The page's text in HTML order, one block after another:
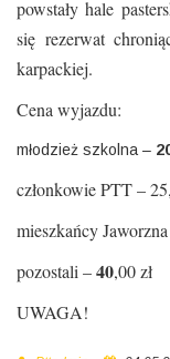
powstały hale
się rezerwat
karpackiej.
Cena wyjazdu:
młodzież szkolna –
członkowie PTT –
mieszkańcy
pozostali –40,00 zł
UWAGA!